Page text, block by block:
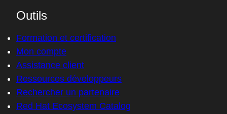
Outils
Formation et certification
Mon compte
Assistance client
Ressources développeurs
Rechercher un partenaire
Red Hat Ecosystem Catalog